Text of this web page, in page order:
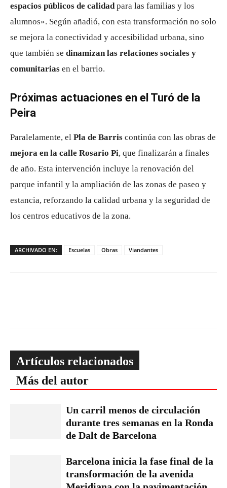
espacios públicos de calidad para las familias y los
alumnos». Según añadió, con esta transformación no solo
se mejora la conectividad y accesibilidad urbana, sino
que también se dinamizan las relaciones sociales y
comunitarias en el barrio.
Próximas actuaciones en el Turó de la
Peira
Paralelamente, el Pla de Barris continúa con las obras de
mejora en la calle Rosario Pi, que finalizarán a finales
de año. Esta intervención incluye la renovación del
parque infantil y la ampliación de las zonas de paseo y
estancia, reforzando la calidad urbana y la seguridad de
los centros educativos de la zona.
ARCHIVADO EN: Escuelas Obras Viandantes
Artículos relacionados
Más del autor
Un carril menos de circulación
durante tres semanas en la Ronda
de Dalt de Barcelona
Barcelona inicia la fase final de la
transformación de la avenida